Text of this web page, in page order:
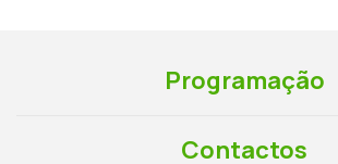
Programação
Contactos